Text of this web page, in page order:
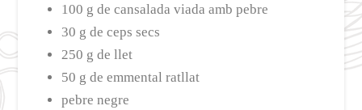
100 g de cansalada viada amb pebre
30 g de ceps secs
250 g de llet
50 g de emmental ratllat
pebre negre